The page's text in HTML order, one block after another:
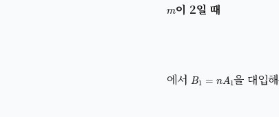
이 2일 때
에서 B 1 을 대입